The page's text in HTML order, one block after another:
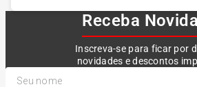
Receba
Inscreva-se para ficar por
novidades e descontos